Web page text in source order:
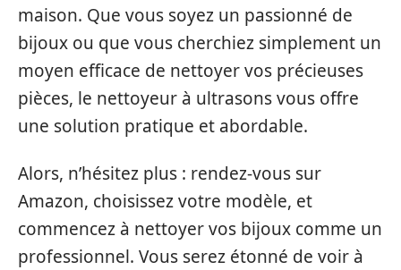
maison. Que vous soyez un passionné de
bijoux ou que vous cherchiez simplement un
moyen efficace de nettoyer vos précieuses
pièces, le nettoyeur à ultrasons vous offre
une solution pratique et abordable.
Alors, n’hésitez plus : rendez-vous sur
Amazon, choisissez votre modèle, et
commencez à nettoyer vos bijoux comme un
professionnel. Vous serez étonné de voir à